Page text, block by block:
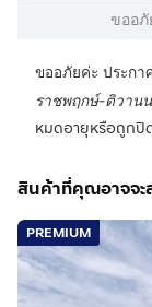
ขออภั
ขออภัยค่ะ ประกา
ราชพฤกษ์-ติวาน
หมดอายุหรือถูกปิ
สินค้าที่คุณอาจจะ
PREMIUM